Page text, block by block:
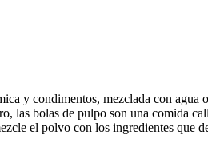
y condimentos, mezclada con agua
las bolas de pulpo son una comida
el polvo con los ingredientes que